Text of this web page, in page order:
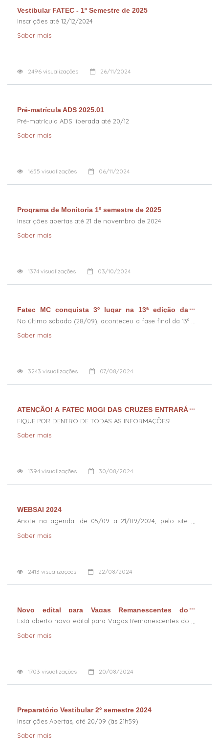
Vestibular FATEC - 1º Semestre de 2025
Inscrições até 12/12/2024
Saber mais
2496 visualizações 26/11/2024
Pré-matrícula ADS 2025.01
Pré-matrícula ADS liberada até 20/12
Saber mais
1655 visualizações 06/11/2024
Programa de Monitoria 1º semestre de 2025
Inscrições abertas até 21 de novembro de 2024
Saber mais
1374 visualizações 03/10/2024
Fatec MC conquista 3º lugar na 13ª edição da
Maratona de Programação InterFatecs
No último sábado (28/09), aconteceu a fase final da 13ª
realizada na Fatec Bragança Paulista. Com muito
Saber mais
3243 visualizações 07/08/2024
ATENÇÃO! A FATEC MOGI DAS CRUZES ENTRARÁ
EM PERÍODO DE OBRAS
FIQUE POR DENTRO DE TODAS AS INFORMAÇÕES!
Saber mais
1394 visualizações 30/08/2024
WEBSAI 2024
Anote na agenda: de 05/09 a 21/09/2024, pelo site:
Saber mais
2413 visualizações 22/08/2024
Novo edital para Vagas Remanescentes do
primeiro semestre
Está aberto novo edital para Vagas Remanescentes do
Saber mais
1703 visualizações 20/08/2024
Preparatório Vestibular 2º semestre 2024
Inscrições Abertas, até 20/09 (às 21h59)
Saber mais